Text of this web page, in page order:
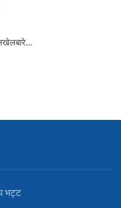
भट्ट